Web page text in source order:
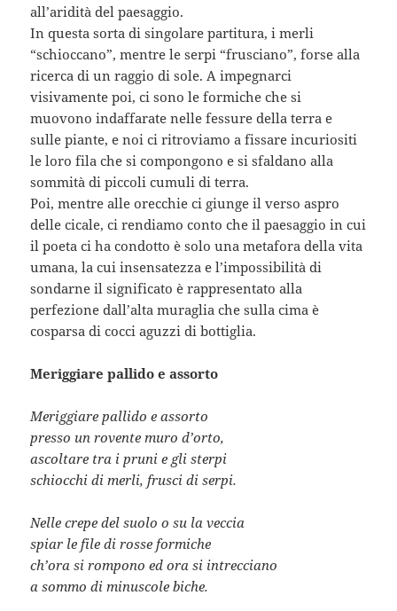
all’aridità del paesaggio.
In questa sorta di singolare partitura, i merli
“schioccano”, mentre le serpi “frusciano”, forse alla
ricerca di un raggio di sole. A impegnarci
visivamente poi, ci sono le formiche che si
muovono indaffarate nelle fessure della terra e
sulle piante, e noi ci ritroviamo a fissare incuriositi
le loro fila che si compongono e si sfaldano alla
sommità di piccoli cumuli di terra.
Poi, mentre alle orecchie ci giunge il verso aspro
delle cicale, ci rendiamo conto che il paesaggio in cui
il poeta ci ha condotto è solo una metafora della vita
umana, la cui insensatezza e l’impossibilità di
sondarne il significato è rappresentato alla
perfezione dall’alta muraglia che sulla cima è
cosparsa di cocci aguzzi di bottiglia.
Meriggiare pallido e assorto
Meriggiare pallido e assorto
presso un rovente muro d’orto,
ascoltare tra i pruni e gli sterpi
schiocchi di merli, frusci di serpi.
Nelle crepe del suolo o su la veccia
spiar le file di rosse formiche
ch’ora si rompono ed ora si intrecciano
a sommo di minuscole biche.